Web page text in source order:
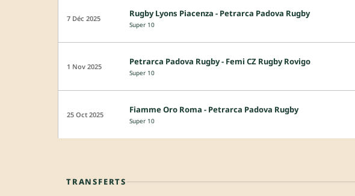
7 Déc 2025 Rugby Lyons Piacenza - Petrarca Padova Rugby
Super 10
1 Nov 2025 Petrarca Padova Rugby - Femi CZ Rugby Rovigo
Super 10
25 Oct 2025 Fiamme Oro Roma - Petrarca Padova Rugby
Super 10
TRANSFERTS